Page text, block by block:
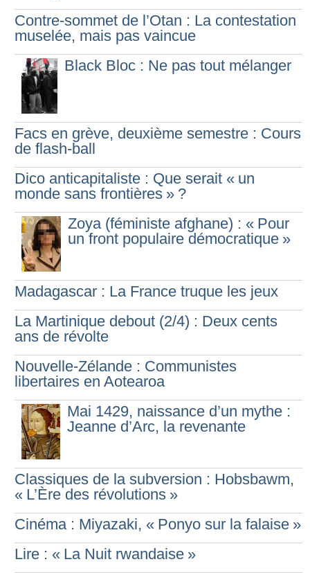
Contre-sommet de l’Otan : La contestation
muselée, mais pas vaincue
Black Bloc : Ne pas tout mélanger
Facs en grève, deuxième semestre : Cours
de flash-ball
Dico anticapitaliste : Que serait « un
monde sans frontières » ?
Zoya (féministe afghane) : « Pour
un front populaire démocratique »
Madagascar : La France truque les jeux
La Martinique debout (2/4) : Deux cents
ans de révolte
Nouvelle-Zélande : Communistes
libertaires en Aotearoa
Mai 1429, naissance d’un mythe :
Jeanne d’Arc, la revenante
Classiques de la subversion : Hobsbawm,
« L’Ère des révolutions »
Cinéma : Miyazaki, « Ponyo sur la falaise »
Lire : « La Nuit rwandaise »